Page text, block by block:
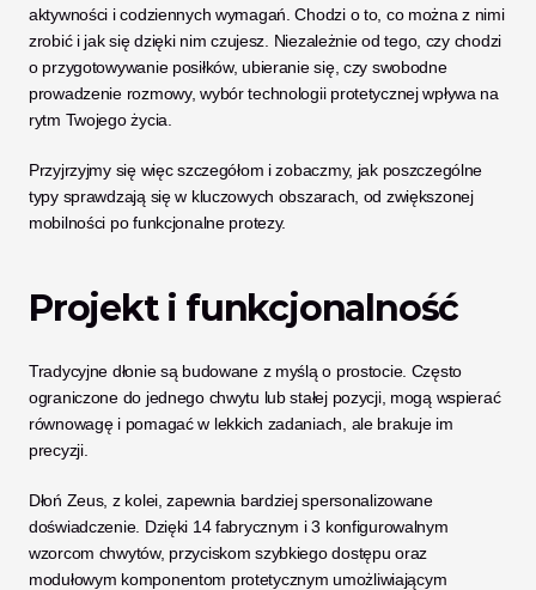
aktywności i codziennych wymagań. Chodzi o to, co można z nimi
zrobić i jak się dzięki nim czujesz. Niezależnie od tego, czy chodzi
o przygotowywanie posiłków, ubieranie się, czy swobodne
prowadzenie rozmowy, wybór technologii protetycznej wpływa na
rytm Twojego życia.
Przyjrzyjmy się więc szczegółom i zobaczmy, jak poszczególne
typy sprawdzają się w kluczowych obszarach, od zwiększonej
mobilności po funkcjonalne protezy.
Projekt i funkcjonalność
Tradycyjne dłonie są budowane z myślą o prostocie. Często
ograniczone do jednego chwytu lub stałej pozycji, mogą wspierać
równowagę i pomagać w lekkich zadaniach, ale brakuje im
precyzji.
Dłoń Zeus, z kolei, zapewnia bardziej spersonalizowane
doświadczenie. Dzięki 14 fabrycznym i 3 konfigurowalnym
wzorcom chwytów, przyciskom szybkiego dostępu oraz
modułowym komponentom protetycznym umożliwiającym